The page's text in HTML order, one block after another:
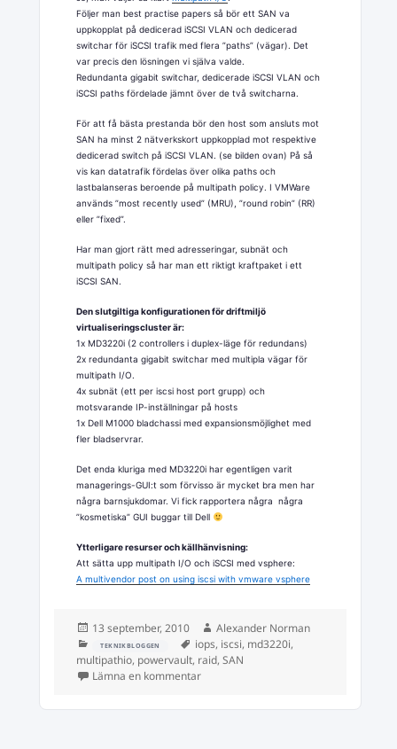
Följer man best practise papers så bör ett SAN va
uppkopplat på dedicerad iSCSI VLAN och dedicerad
switchar för iSCSI trafik med flera ”paths” (vägar). Det
var precis den lösningen vi själva valde.
Redundanta gigabit switchar, dedicerade iSCSI VLAN och
iSCSI paths fördelade jämnt över de två switcharna.
För att få bästa prestanda bör den host som ansluts mot
SAN ha minst 2 nätverkskort uppkopplad mot respektive
dedicerad switch på iSCSI VLAN. (se bilden ovan) På så
vis kan datatrafik fördelas över olika paths och
lastbalanseras beroende på multipath policy. I VMWare
används ”most recently used” (MRU), ”round robin” (RR)
eller ”fixed”.
Har man gjort rätt med adresseringar, subnät och
multipath policy så har man ett riktigt kraftpaket i ett
iSCSI SAN.
Den slutgiltiga konfigurationen för driftmiljö
virtualiseringscluster är:
1x MD3220i (2 controllers i duplex-läge för redundans)
2x redundanta gigabit switchar med multipla vägar för
multipath I/O.
4x subnät (ett per iscsi host port grupp) och
motsvarande IP-inställningar på hosts
1x Dell M1000 bladchassi med expansionsmöjlighet med
fler bladservrar.
Det enda kluriga med MD3220i har egentligen varit
managerings-GUI:t som förvisso är mycket bra men har
några barnsjukdomar. Vi fick rapportera några några
”kosmetiska” GUI buggar till Dell
Ytterligare resurser och källhänvisning:
Att sätta upp multipath I/O och iSCSI med vsphere:
A multivendor post on using iscsi with vmware vsphere
Postat
13 september, 2010 Författare
Alexander Norman
Kategorier
TEKNIKBLOGGEN Taggar
iops, iscsi, md3220i,
multipathio, powervault, raid,SAN
Lämna en kommentartill iSCSI och multipathIO